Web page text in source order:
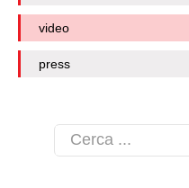
video
press